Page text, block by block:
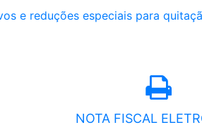
e reduções especiais para
NOTA FISCAL